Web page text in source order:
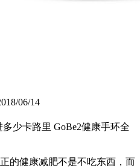
06/14
少卡路里 GoBe2健康手环全
的健康减肥不是不吃东西，而